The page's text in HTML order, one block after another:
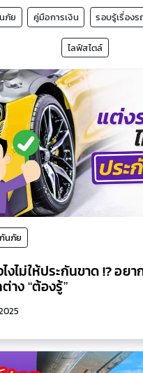
ภัย คู่มือการเงิน รอบรู้เรื่องร
ไลฟ์สไตล์
นภัย
งไม่ให้ประกันขาด !? อย
าง “ต้องรู้”